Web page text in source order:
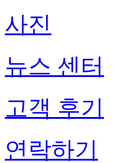
사진
뉴스 센터
고객 후기
연락하기